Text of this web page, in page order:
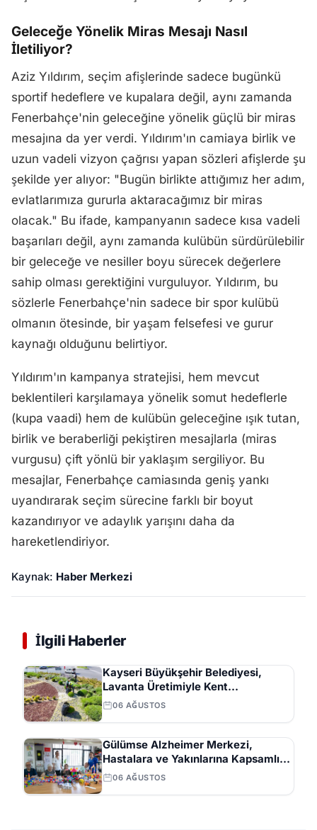
Geleceğe Yönelik Miras Mesajı Nasıl
İletiliyor?
Aziz Yıldırım, seçim afişlerinde sadece bugünkü
sportif hedeflere ve kupalara değil, aynı zamanda
Fenerbahçe'nin geleceğine yönelik güçlü bir miras
mesajına da yer verdi. Yıldırım'ın camiaya birlik ve
uzun vadeli vizyon çağrısı yapan sözleri afişlerde şu
şekilde yer alıyor: "Bugün birlikte attığımız her adım,
evlatlarımıza gururla aktaracağımız bir miras
olacak." Bu ifade, kampanyanın sadece kısa vadeli
başarıları değil, aynı zamanda kulübün sürdürülebilir
bir geleceğe ve nesiller boyu sürecek değerlere
sahip olması gerektiğini vurguluyor. Yıldırım, bu
sözlerle Fenerbahçe'nin sadece bir spor kulübü
olmanın ötesinde, bir yaşam felsefesi ve gurur
kaynağı olduğunu belirtiyor.
Yıldırım'ın kampanya stratejisi, hem mevcut
beklentileri karşılamaya yönelik somut hedeflerle
(kupa vaadi) hem de kulübün geleceğine ışık tutan,
birlik ve beraberliği pekiştiren mesajlarla (miras
vurgusu) çift yönlü bir yaklaşım sergiliyor. Bu
mesajlar, Fenerbahçe camiasında geniş yankı
uyandırarak seçim sürecine farklı bir boyut
kazandırıyor ve adaylık yarışını daha da
hareketlendiriyor.
Kaynak: Haber Merkezi
İlgili Haberler
Kayseri Büyükşehir Belediyesi,
Lavanta Üretimiyle Kent
Ekonomisine Katkı Sunuyor
06 AĞUSTOS
Gülümse Alzheimer Merkezi,
Hastalara ve Yakınlarına Kapsamlı
Destek Sağlıyor
06 AĞUSTOS